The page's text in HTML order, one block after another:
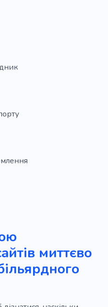
Аматорський
миттєво